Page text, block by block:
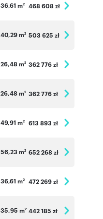
36,61 m2 468 608 zł
40,29 m2 503 625 zł
26,48 m2 362 776 zł
26,48 m2 362 776 zł
49,91 m2 613 893 zł
56,23 m2 652 268 zł
36,61 m2 472 269 zł
35,95 m2 442 185 zł